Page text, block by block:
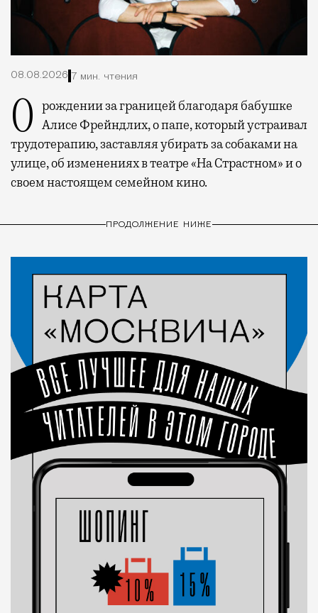
08.08.2026 7 мин. чтения
О рождении за границей благодаря бабушке Алисе Фрейндлих, о папе, который устраивал
трудотерапию, заставляя убирать за собаками на
улице, об изменениях в театре «На Страстном» и о
своем настоящем семейном кино.
ПРОДОЛЖЕНИЕ НИЖЕ